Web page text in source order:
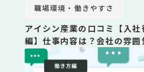
職場環境・働きやすさ
アイシン産業の口コミ【入
編】仕事内容は？会社の雰囲
の”リアル”を公開